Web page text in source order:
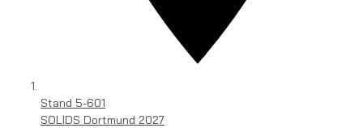
Stand 5-601
SOLIDS Dortmund 2027